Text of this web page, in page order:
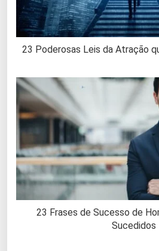
23 Poderosas Leis da Atração
23 Frases de Sucesso de
Sucedidos